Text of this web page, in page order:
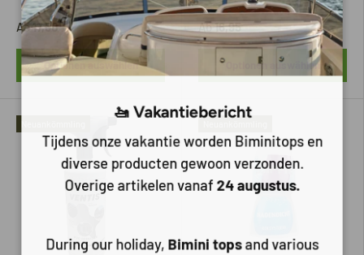
Ab17,50
Optionen auswählen
Ab16,95
Optionen auswählen
🚤 Vakantiebericht
Tijdens onze vakantie worden Biminitops en
diverse producten gewoon verzonden.
Overige artikelen vanaf24 augustus.
During our holiday, Bimini topsand various